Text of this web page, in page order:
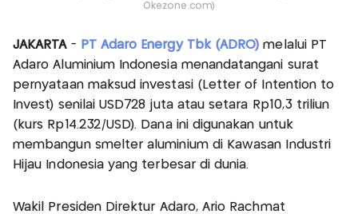
Okezone.com)
JAKARTA - PT Adaro Energy Tbk (ADRO)melalui PT
Adaro Aluminium Indonesia menandatangani surat
pernyataan maksud investasi (Letter of Intention to
Invest) senilai USD728 juta atau setara Rp10,3 triliun
(kurs Rp14.232/USD). Dana ini digunakan untuk
membangun smelter aluminium di Kawasan Industri
Hijau Indonesia yang terbesar di dunia.
Wakil Presiden Direktur Adaro, Ario Rachmat